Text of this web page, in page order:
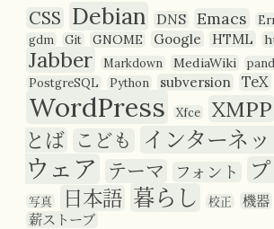
CSS Debian DNS Emacs
gdm Git GNOME Google HTML
Jabber Markdown MediaWiki
PostgreSQL Python subversion TeX
WordPress Xfce XMPP
とば こども インターネッ
ウェア
テーマ フォント
写真 日本語 暮らし 校正 機器
薪ストーブ